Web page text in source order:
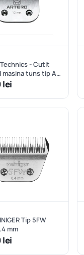
Technics - Cutit
masina tuns tip A5
lei
Tip 5FW
mm
lei